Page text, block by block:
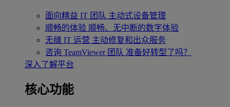
面向精益 IT 团队 主动式设备管理
顺畅的体验 顺畅、无中断的数字体验
无缝 IT 运营 主动修复和出众服务
咨询 TeamViewer 团队 准备好转型了吗？
深入了解平台
核心功能